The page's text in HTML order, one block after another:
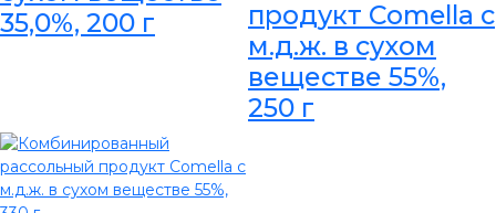
35,0%, 200 г
продукт Comella с
м.д.ж. в сухом
веществе 55%,
250 г